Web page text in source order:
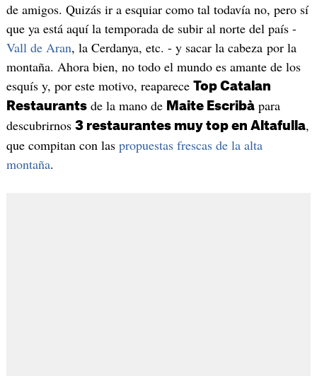
de amigos. Quizás ir a esquiar como tal todavía no, pero sí
que ya está aquí la temporada de subir al norte del país -
Vall de Aran, la Cerdanya, etc. - y sacar la cabeza por la
montaña. Ahora bien, no todo el mundo es amante de los
esquís y, por este motivo, reaparece Top Catalan
Restaurantsde la mano de Maite Escribàpara
descubrirnos 3 restaurantes muy top en Altafulla,
que compitan con las propuestas frescas de la alta
montaña.